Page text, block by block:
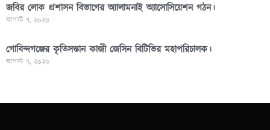
জবির লোক প্রশাসন বিভাগের অ্যালামনাই অ্যাসোসিয়েশন গঠন।
আগস্ট ৭, ২০২৬
গোবিন্দগঞ্জের কৃতিসন্তান কাজী জেসিন বিটিভির মহাপরিচালক।
আগস্ট ৭, ২০২৬